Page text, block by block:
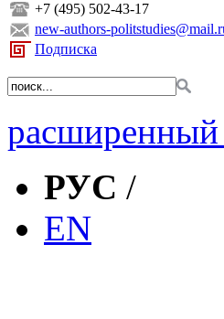
+7 (495) 502-43-17
new-authors-
Подписка
расширенный
РУС /
EN